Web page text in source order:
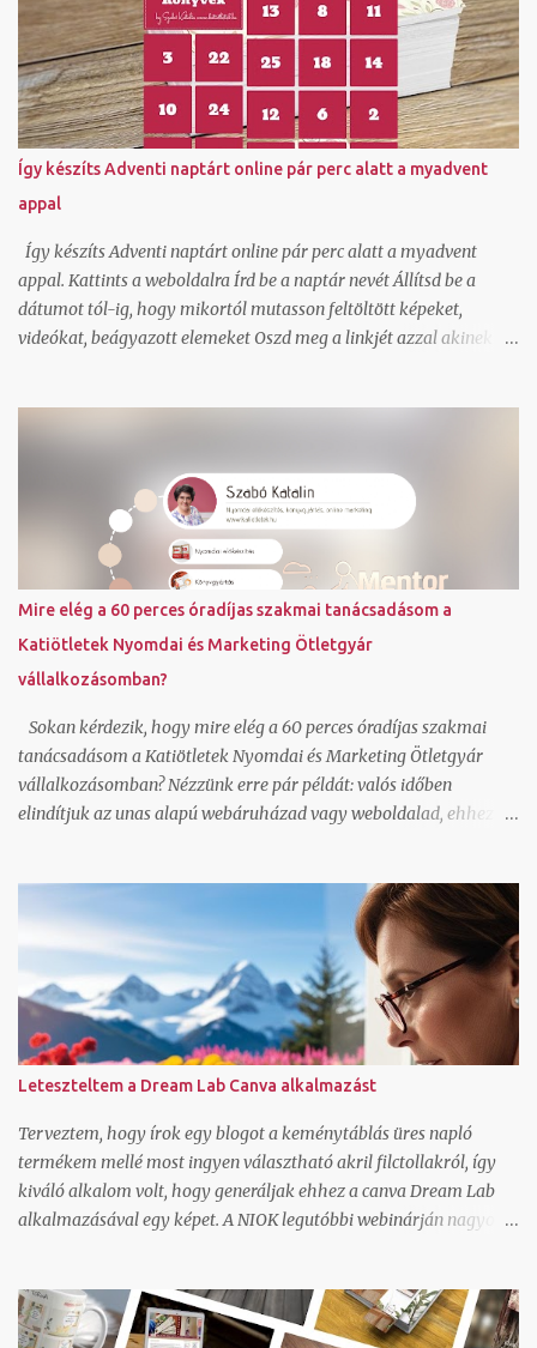
generálok egy csomagfeladást nem kell cimkét nyomtatnom,
mert a futár magával hozza az elkészített cimkét. Ez tetszett!
Természetesen van egy mygls felületem is, ahol szerződött
partnerként tudok csomagokat feladni és itt vannak feláras
lehetőségek is hogy A-ból B-be felvegyék a csomagot és
átszállítsák és ehhez ők viszik a cimkét, de egy átmeneti
nyomtató hiba miatt nem akartam felárral szállíttatni. Tudom,
hogy van olyan lehetőség is normál szerződött áron, hogy a
cimkét legenerálom, és pdf-ben átküldöm arra a címre, ahonnan
kérem elhozatni hozzám a csoma...
Így készíts Adventi naptárt online pár perc alatt a myadvent
appal
Így készíts Adventi naptárt online pár perc alatt a myadvent
appal. Kattints a weboldalra Írd be a naptár nevét Állítsd be a
dátumot tól-ig, hogy mikortól mutasson feltöltött képeket,
videókat, beágyazott elemeket Oszd meg a linkjét azzal akinek a
referenciáim közül, ami a közreműködésemmel valósult meg.
Továbbiakat a referencia oldalamon láthatsz. Fordulj hozzám
bizalommal, ha kérdésed van. Foglalj hozzám egy ingyenes rövid
konzultációs időpontot IDE kattintva . Szabó Katalin ( Katiötletek
)
Mire elég a 60 perces óradíjas szakmai tanácsadásom a
Katiötletek Nyomdai és Marketing Ötletgyár
vállalkozásomban?
Sokan kérdezik, hogy mire elég a 60 perces óradíjas szakmai
tanácsadásom a Katiötletek Nyomdai és Marketing Ötletgyár
vállalkozásomban? Nézzünk erre pár példát: valós időben
elindítjuk az unas alapú webáruházad vagy weboldalad, ehhez jó
vagy Listamester hírlevél feliratkozó űrlapot és megírjuk az első
levelet hozzá, ez alapján fogod tuni folytatni elindítjuk a facebook
oldalad az első 5 poszt típussal, amit sablonként fogsz tudni
használni képszerkesztéssel és szövegírással együtt elindítjuk a fb
csoportodat az alap beállításokkal és 5 témaindító poszttal,
amitől egyfajta automatizmust és lendületet kap a csoport kevés
admin jelenlétet igényelve beállítjuk a Trustindex saját felületedet
oldaladba regisztrálunk valós időben egy időpontfoglaló
rendszert és beállítjuk hozzá a bemutatkozó részt, a...
Leteszteltem a Dream Lab Canva alkalmazást
Terveztem, hogy írok egy blogot a keménytáblás üres napló
termékem mellé most ingyen választható akril filctollakról, így
kiváló alkalom volt, hogy generáljak ehhez a canva Dream Lab
alkalmazásával egy képet. A NIOK legutóbbi webinárján nagyon
aminek a borítóját akril filctollal éppen most dekorálja egy néni. 4
kis pingvint rajzol rá. A néni rövid barna hajú, szemüveges, 50 éves